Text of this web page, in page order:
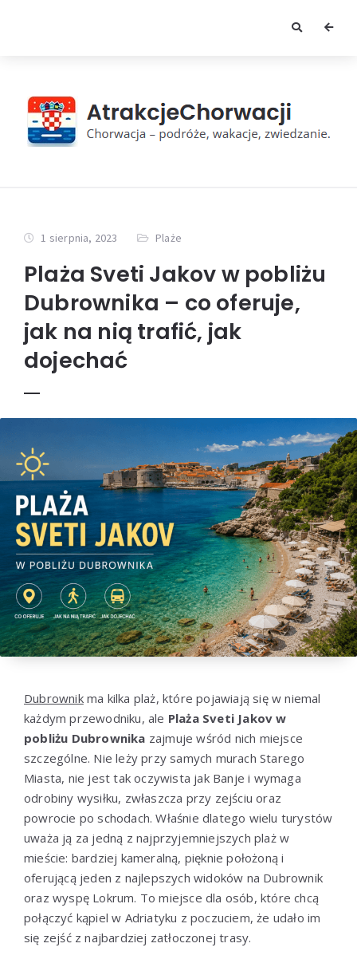
1 sierpnia, 2023 Plaże
Plaża Sveti Jakov w pobliżu
Dubrownika – co oferuje,
jak na nią trafić, jak
dojechać
Dubrownikma kilka plaż, które pojawiają się w niemal
każdym przewodniku, ale Plaża Sveti Jakov w
pobliżu Dubrownika zajmuje wśród nich miejsce
szczególne. Nie leży przy samych murach Starego
Miasta, nie jest tak oczywista jak Banje i wymaga
odrobiny wysiłku, zwłaszcza przy zejściu oraz
powrocie po schodach. Właśnie dlatego wielu turystów
uważa ją za jedną z najprzyjemniejszych plaż w
mieście: bardziej kameralną, pięknie położoną i
oferującą jeden z najlepszych widoków na Dubrownik
oraz wyspę Lokrum. To miejsce dla osób, które chcą
połączyć kąpiel w Adriatyku z poczuciem, że udało im
się zejść z najbardziej zatłoczonej trasy.